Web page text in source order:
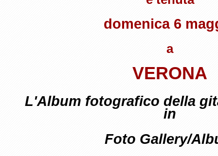
domenica 6
a
VERONA
L'Album fotografico della
in
Foto Gallery/